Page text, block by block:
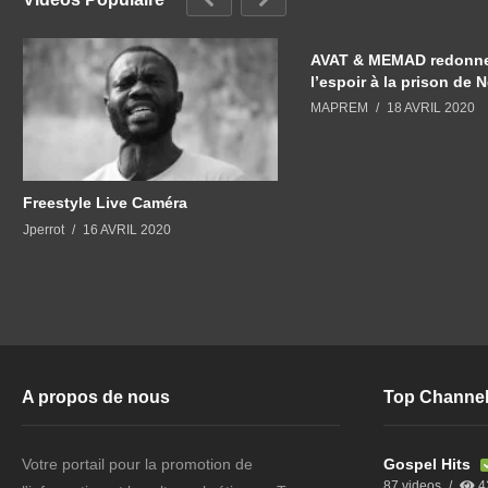
Freestyle Live Caméra
Jperrot 16 AVRIL 2020
AVAT & MEMAD
l’espoir à la prison de
MAPREM 18 AVRIL 2020
A propos de nous
Votre portail pour la promotion de
Top
Gospel Hits